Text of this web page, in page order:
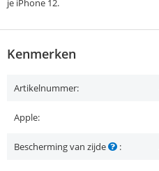
je iPhone 12.
Kenmerken
Artikelnummer:
Apple:
Bescherming van zijde :